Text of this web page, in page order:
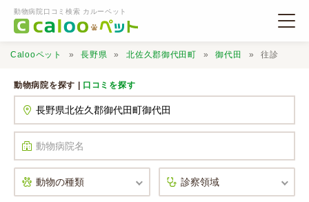
動物病院口コミ検索 カルーペット
口コミ検索
Calooペット 長野県 北佐久郡御代田町 御代田 往診
動物病院を探す | 口コミを探す